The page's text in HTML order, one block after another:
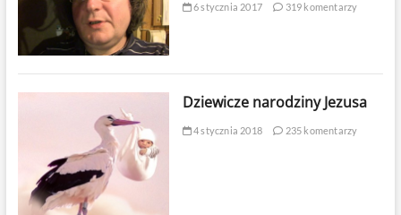
6 stycznia 2017 319 komentarzy
Dziewicze narodziny Jezusa
4 stycznia 2018 235 komentarzy